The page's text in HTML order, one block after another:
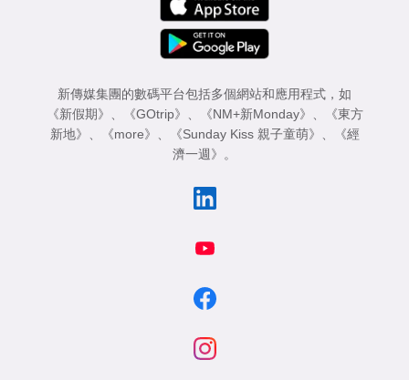
新傳媒集團的數碼平台包括多個網站和應用程式，如
《新假期》
《GOtrip》 《NM+新Monday》
《東方
新地》
《more》 《Sunday Kiss 親子童萌》
《經
濟一週》
。